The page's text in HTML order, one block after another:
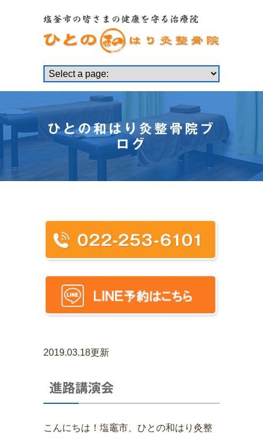
ひとの和はり灸整骨院ブ
ログ
2019.03.18更新
進路講演会
こんにちは！塩竈市、ひとの和はり灸整